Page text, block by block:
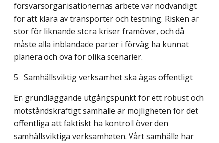
försvarsorganisationernas arbete var nödvändigt
för att klara av transporter och testning. Risken är
stor för liknande stora kriser fram­över, och då
måste alla inblandade parter i förväg ha kunnat
planera och öva för olika scenarier.
5 Samhällsviktig verksamhet ska ägas offentligt
En grundläggande utgångspunkt för ett robust och
motståndskraftigt samhälle är möjlig­heten för det
offentliga att faktiskt ha kontroll över den
samhällsviktiga verksamheten. Vårt samhälle har